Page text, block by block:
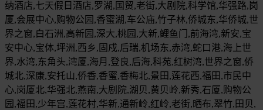
纳酒店,七天假日酒店,罗湖,国贸,老街,大剧院,科学馆,华强路,岗
厦,会展中心,购物公园,香蜜湖,车公庙,竹子林,侨城东,华侨城,世
界之窗,白石洲,高新园,深大,桃园,大新,鲤鱼门,前海湾,新安,宝
安中心,宝体,坪洲,西乡,固戍,后瑞,机场东,赤湾,蛇口港,海上世
界,水湾,东角头,湾厦,海月,登良,后海,科苑,红树湾,世界之窗,侨
城北,深康,安托山,侨香,香蜜,香梅北,景田,莲花西,福田,市民中
心,岗厦北,华强北,燕南,大剧院,湖贝,黄贝岭,新秀,石厦,购物公
园,福田,少年宫,莲花村,华新,通新岭,红岭,老街,晒布,翠竹,田贝,